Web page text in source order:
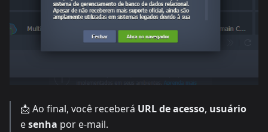
📩 Ao final, você receberá URL de acesso, usuário
esenha por e-mail.